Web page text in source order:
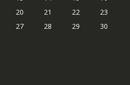
20 21 22
23
27 28 29
30